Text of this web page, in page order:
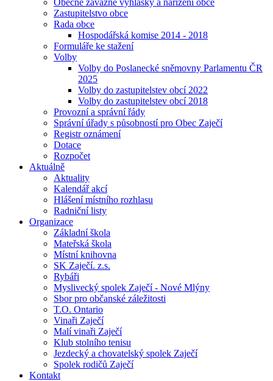
Obecně závazné vyhlášky a nařízení obce
Zastupitelstvo obce
Rada obce
Hospodářská komise 2014 - 2018
Formuláře ke stažení
Volby
Volby do Poslanecké sněmovny Parlamentu ČR
2025
Volby do zastupitelstev obcí 2022
Volby do zastupitelstev obcí 2018
Provozní a správní řády
Správní úřady s působností pro Obec Zaječí
Registr oznámení
Dotace
Rozpočet
Aktuálně
Aktuality
Kalendář akcí
Hlášení místního rozhlasu
Radniční listy
Organizace
Základní škola
Mateřská škola
Místní knihovna
SK Zaječí. z.s.
Rybáři
Myslivecký spolek Zaječí - Nové Mlýny
Sbor pro občanské záležitosti
T.O. Ontario
Vinaři Zaječí
Malí vinaři Zaječí
Klub stolního tenisu
Jezdecký a chovatelský spolek Zaječí
Spolek rodičů Zaječí
Kontakt